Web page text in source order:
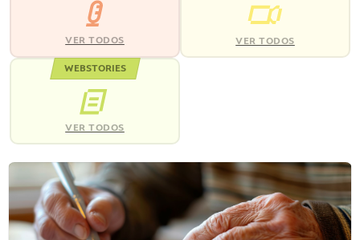
VER TODOS VER TODOS
WEBSTORIES
VER TODOS